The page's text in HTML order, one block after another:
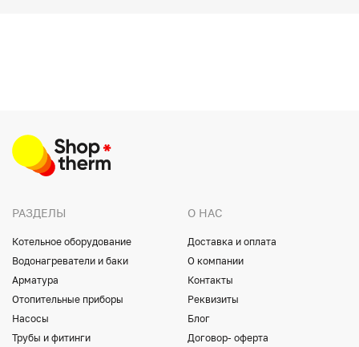
РАЗДЕЛЫ
Котельное оборудование
Водонагреватели и баки
Арматура
Отопительные приборы
Насосы
Трубы и фитинги
О НАС
Доставка и оплата
О компании
Контакты
Реквизиты
Блог
Договор- оферта